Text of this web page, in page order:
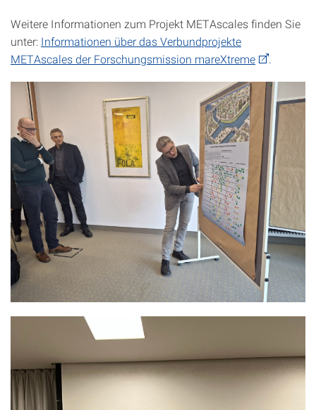
Weitere Informationen zum Projekt METAscales finden Sie
unter: Informationen über das Verbundprojekte
METAscales der Forschungsmission mareXtreme